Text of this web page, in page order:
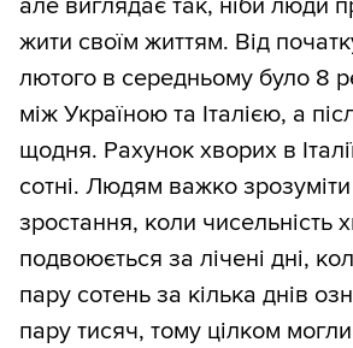
але виглядає так, ніби люди
жити своїм життям. Від
лютого в середньому було 8
між Україною та Італією, а
щодня. Рахунок хворих в
сотні. Людям важко
зростання, коли чисельність
подвоюється за лічені дні,
пару сотень за кілька днів
пару тисяч, тому цілком могли